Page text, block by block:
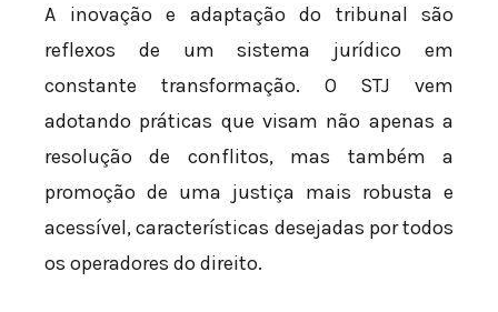
A inovação e adaptação do tribunal são
reflexos de um sistema jurídico em
constante transformação. O STJ vem
adotando práticas que visam não apenas a
resolução de conflitos, mas também a
promoção de uma justiça mais robusta e
acessível, características desejadas por todos
os operadores do direito.